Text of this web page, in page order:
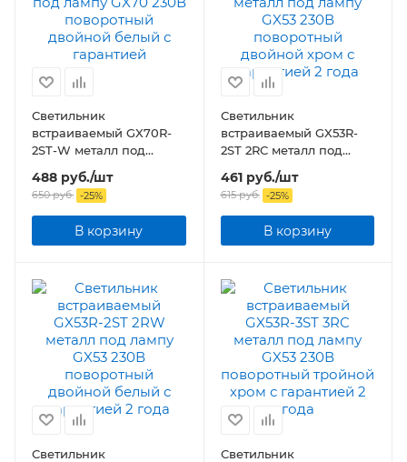
Светильник
встраиваемый GX70R-
2ST-W металл под
лампу GX70 230В
поворотный двойной
белый
488 руб./шт
650руб. -25%
В корзину
Светильник
встраиваемый GX53R-
2ST 2RC металл под
лампу GX53 230В
поворотный двойной
хром
461руб./шт
615руб. -25%
В корзину
Светильник
Светильник